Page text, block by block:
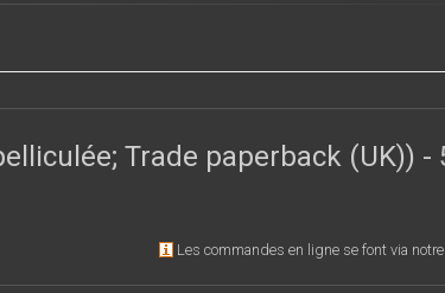
Trade paperback (UK)) -
Les commandes en ligne se font via